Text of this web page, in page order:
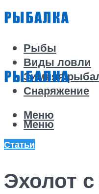
Рыбы
Виды ловли
Зимняя
Снаряжение
Меню
Меню
Статьи
Эхолот с